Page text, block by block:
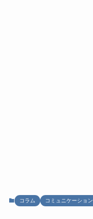
コラム コミュニケーション